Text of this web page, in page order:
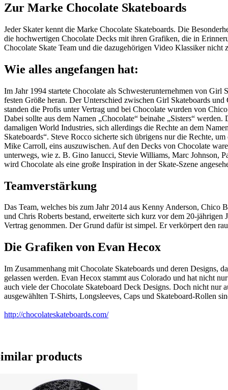
Zur Marke Chocolate Skateboards
Jeder Skater kennt die Marke Chocolate Skateboards. Die
die hochwertigen Chocolate Decks mit ihren Grafiken, die in
Chocolate Skate Team und die dazugehörigen Video Klassiker nicht
Wie alles angefangen hat:
Im Jahr 1994 startete Chocolate als Schwesterunternehmen von Girl
festen Größe heran. Der Unterschied zwischen Girl Skateboards
standen die Profis unter Vertrag und bei Chocolate wurden von
Dabei sollte aus dem Namen „Chocolate“ beinahe „Sisters“
damaligen World Industries, sich allerdings die Rechte an dem
Skateboards“. Steve Rocco sicherte sich übrigens nur die Rechte,
Mike Carroll, eins auszuwischen. Auf den Decks von Chocolate
unterwegs, wie z. B. Gino Ianucci, Stevie Williams, Marc Johnson,
wird Chocolate als eine große Inspiration in der Skate-Szene
Teamverstärkung
Das Team, welches bis zum Jahr 2014 aus Kenny Anderson, Chico
und Chris Roberts bestand, erweiterte sich kurz vor dem 20-
Vertrag genommen. Der Grund dafür ist simpel. Er verkörpert den
Die Grafiken von Evan Hecox
Im Zusammenhang mit Chocolate Skateboards und deren Designs,
gelassen werden. Evan Hecox stammt aus Colorado und hat nicht
auch viele der Chocolate Skateboard Deck Designs. Doch nicht nur
ausgewählten T-Shirts, Longsleeves, Caps und Skateboard-Rollen
http://chocolateskateboards.com/
products